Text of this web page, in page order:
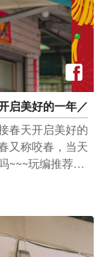
点 #台中风景 #
原王家炸春卷
启美好的一年／
春天开启美好的
又称咬春，当天
~~~玩编推荐三
，事事顺利切